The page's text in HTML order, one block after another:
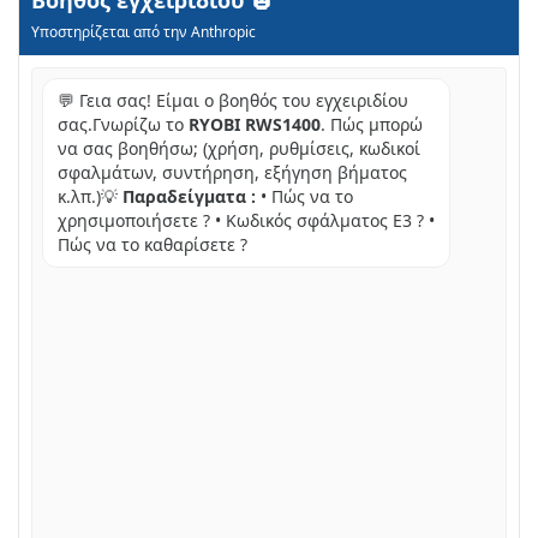
Υποστηρίζεται από την Anthropic
💬 Γεια σας! Είμαι ο βοηθός του εγχειριδίου
σας.Γνωρίζω το RYOBI RWS1400. Πώς μπορώ
να σας βοηθήσω; (χρήση, ρυθμίσεις, κωδικοί
σφαλμάτων, συντήρηση, εξήγηση βήματος
κ.λπ.)💡 Παραδείγματα : • Πώς να το
χρησιμοποιήσετε ? • Κωδικός σφάλματος E3 ? •
Πώς να το καθαρίσετε ?